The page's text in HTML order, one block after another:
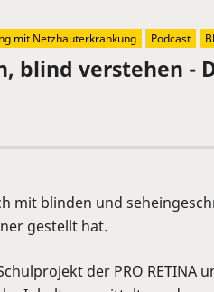
verstehen -
mit blinden und
gestellt hat.
der PRO
mit Netzhauterkrankung Podcast